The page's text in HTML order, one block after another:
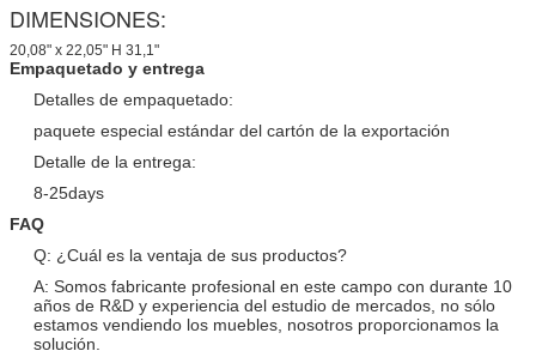
DIMENSIONES:
20,08" x 22,05" H 31,1"
Empaquetado y entrega
Detalles de empaquetado:
paquete especial estándar del cartón de la exportación
Detalle de la entrega:
8-25days
FAQ
Q: ¿Cuál es la ventaja de sus productos?
A: Somos fabricante profesional en este campo con durante 10
años de R&D y experiencia del estudio de mercados, no sólo
estamos vendiendo los muebles, nosotros proporcionamos la
solución.